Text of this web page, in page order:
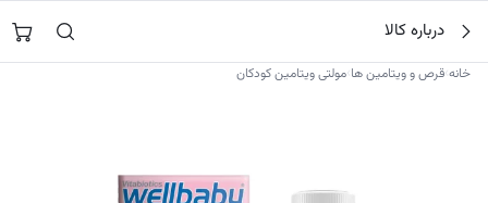
محتوا
جستجو در
درباره کالا
خانه›قرص و ویتامین ها›مولتی ویتامین کودکان